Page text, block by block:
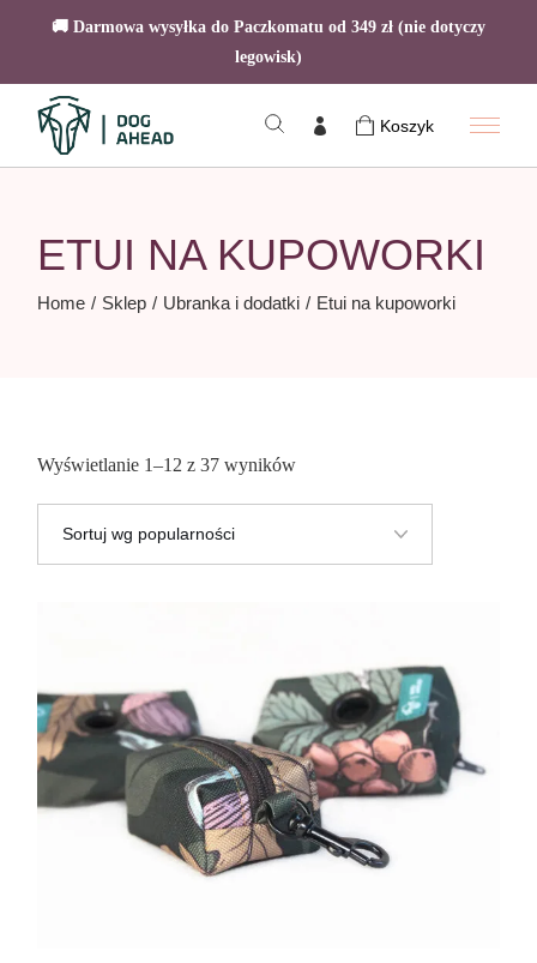
🚚 Darmowa wysyłka do Paczkomatu od 349 zł (nie dotyczy
legowisk)
content
Koszyk
ETUI NA KUPOWORKI
Home Sklep Ubranka i dodatki Etui na kupoworki
Wyświetlanie 1–12 z 37 wynikówPosortowane